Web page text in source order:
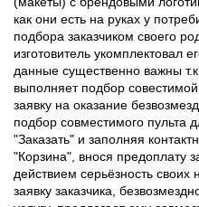
как они есть на руках у
подбора заказчиком своего
изготовитель укомплектовал
данные существенно важны
выполняет подбор совестимой
заявку на оказание
подбор совместимого пульта
"Заказать" и заполняя
"Корзина", внося предоплату
действием серьёзность
заявку заказчика,